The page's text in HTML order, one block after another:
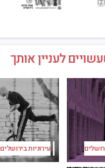
לעניין אותך
עירוניות בירושלים